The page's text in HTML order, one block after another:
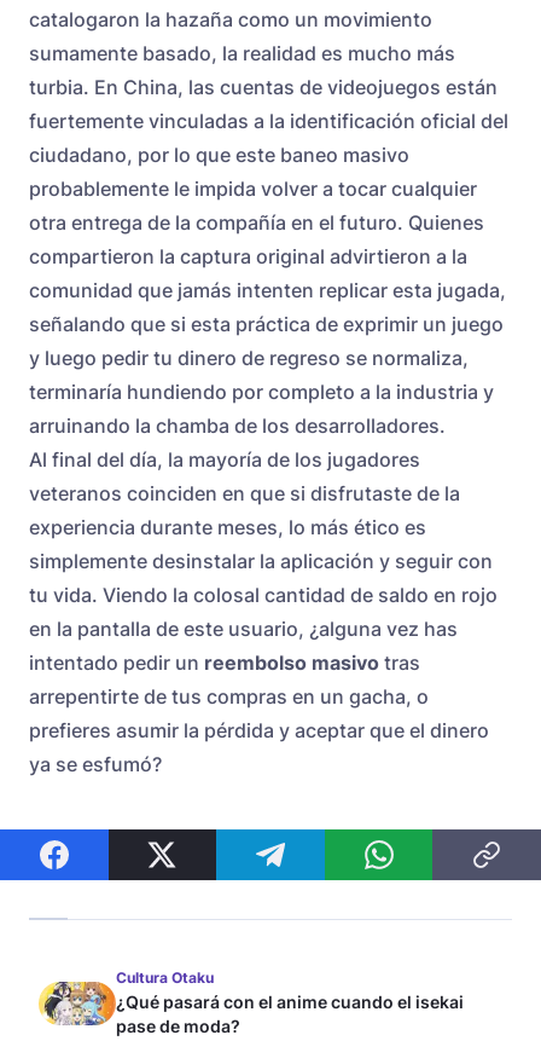
catalogaron la hazaña como un movimiento
sumamente basado, la realidad es mucho más
turbia. En China, las cuentas de videojuegos están
fuertemente vinculadas a la identificación oficial del
ciudadano, por lo que este baneo masivo
probablemente le impida volver a tocar cualquier
otra entrega de la compañía en el futuro. Quienes
compartieron la captura original advirtieron a la
comunidad que jamás intenten replicar esta jugada,
señalando que si esta práctica de exprimir un juego
y luego pedir tu dinero de regreso se normaliza,
terminaría hundiendo por completo a la industria y
arruinando la chamba de los desarrolladores.
Al final del día, la mayoría de los jugadores
veteranos coinciden en que si disfrutaste de la
experiencia durante meses, lo más ético es
simplemente desinstalar la aplicación y seguir con
tu vida. Viendo la colosal cantidad de saldo en rojo
en la pantalla de este usuario, ¿alguna vez has
intentado pedir un reembolso masivo tras
arrepentirte de tus compras en un gacha, o
prefieres asumir la pérdida y aceptar que el dinero
ya se esfumó?
Cultura Otaku
¿Qué pasará con el anime cuando el isekai
pase de moda?